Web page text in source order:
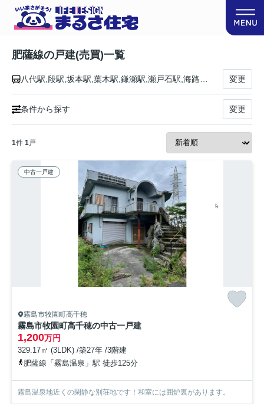
肥薩線の戸建(売買)一覧
変更
条件から探す 変更
1件 1戸
中古一戸建
霧島市牧園町高千穂
霧島市牧園町高千穂の中古一戸建
1,200万円
329.17㎡ (3LDK) /築27年 /3階建
肥薩線「霧島温泉」駅 徒歩125分
霧島温泉地近くの閑静な別荘地です！和室には囲炉裏があります。